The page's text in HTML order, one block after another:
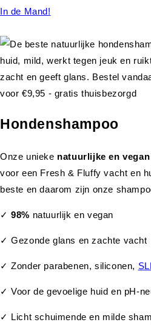
In de Mand!
Hondenshampoo
Onze unieke natuurlijke en vegan
voor een Fresh & Fluffy vacht en
beste en daarom zijn onze
✓98% natuurlijk en vegan
✓ Gezonde glans en zachte vacht
✓ Zonder parabenen, siliconen,
✓ Voor de gevoelige huid en pH-
✓ Licht schuimende en milde